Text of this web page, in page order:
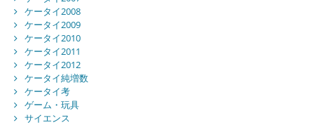
ケータイ2008
ケータイ2009
ケータイ2010
ケータイ2011
ケータイ2012
ケータイ純増数
ケータイ考
ゲーム・玩具
サイエンス